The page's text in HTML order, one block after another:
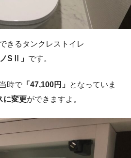
きるタンクレストイレ
SⅡ」 です。
時で 「47,100円」 となっていま
に変更ができますよ。